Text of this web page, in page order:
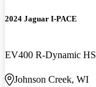
2024 Jaguar I-PACE
EV400 R-Dynamic
Johnson Creek, WI